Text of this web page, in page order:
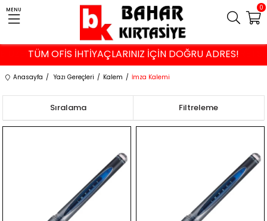
ÜZERİ ALIŞVERİŞLERDE İSTANBUL VE KOCAELİ'NE
TÜM OFİS İHTİYAÇLARINIZ İÇİN DOĞRU ADRES!
MENU 0
Anasayfa Yazı Gereçleri Kalem İmza Kalemi
Filtreleme
Sıralama